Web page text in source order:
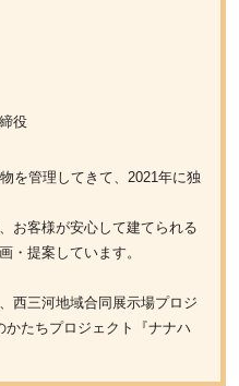
役
を管理してきて、2021年に独
お客様が安心して建てられる
・提案しています。
西三河地域合同展示場プロジ
たちプロジェクト『ナナハ